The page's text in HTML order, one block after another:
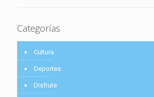
Categorías
Cultura
Deportes
Disfrute